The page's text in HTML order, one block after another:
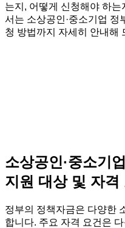
는지, 어떻게 신청해야 하는
서는 소상공인·중소기업 정
청 방법까지 자세히 안내해
소상공인·중소기
지원 대상 및 자격
정부의 정책자금은 다양한
합니다. 주요 자격 요건은